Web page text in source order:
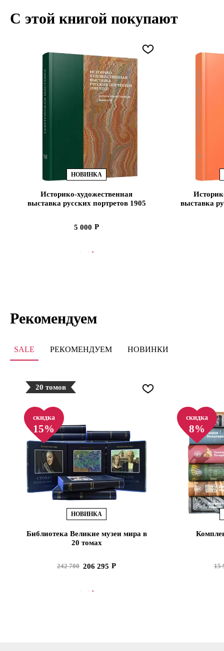
С этой книгой покупают
НОВИНКА
Историко-художественная
выставка русских портретов 1905
5 000
В КОРЗИНУ
выставка
Рекомендуем
SALE РЕКОМЕНДУЕМ НОВИНКИ
20 томов
скидка
15%
НОВИНКА
Библиотека Великие музеи мира в
20 томах
242 700 206 295
В КОРЗИНУ
скидка
8%
15